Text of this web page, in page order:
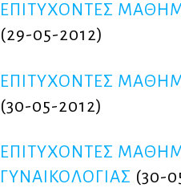
ΕΠΙΤΥΧΟΝΤΕΣ
(29-05-2012)
ΕΠΙΤΥΧΟΝΤΕΣ
(30-05-2012)
ΕΠΙΤΥΧΟΝΤΕΣ
ΓΥΝΑΙΚΟΛΟΓΙΑΣ (30-